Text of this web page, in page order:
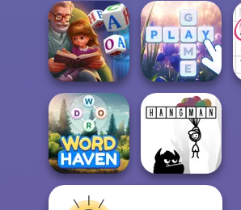
Word Connect
Puzzle
Image
Crossword
Word Scramble:
Family Tales
Bubble Letters